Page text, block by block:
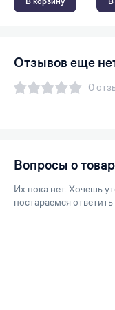
Отзывов еще
0
Вопросы о
Их пока нет. Хочешь
постараемся